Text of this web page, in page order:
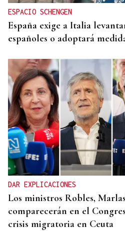
ESPACIO SCHENGEN
España exige a Italia
españoles o adoptará
DAR EXPLICACIONES
Los ministros Robles,
comparecerán en el
crisis migratoria en Ceuta